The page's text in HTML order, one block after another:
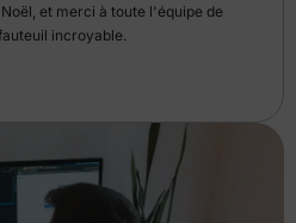
et merci à toute l'équipe de
incroyable.